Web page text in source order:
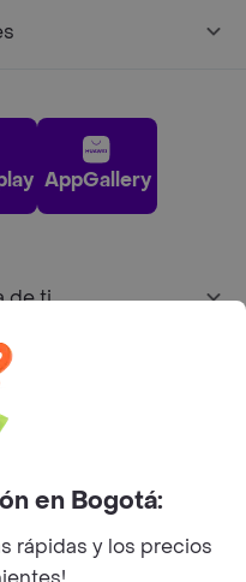
AppGallery
de ti
en Bogotá:
rápidas y los precios